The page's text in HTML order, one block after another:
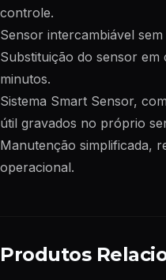
controle.
Sensor intercambiável
Substituição do sensor em
minutos.
Sistema Smart Sensor,
útil gravados no próprio
Manutenção simplificada,
operacional.
Produtos